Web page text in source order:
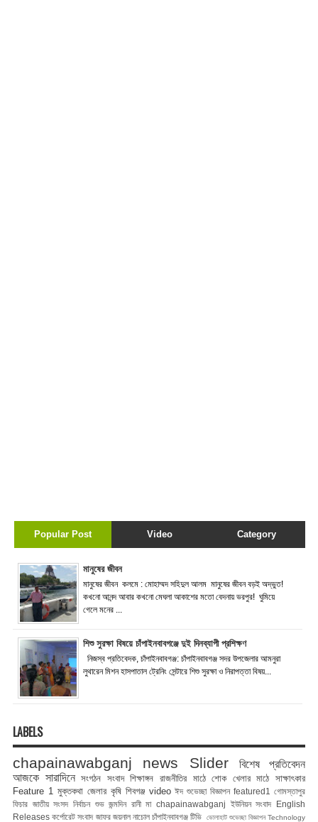
Popular Post Video Category
মানুষের জীবন
মানুষের জীবন কলমে : মোহাম্মদ সহিদুল আলম মানুষের জীবন বড়ই অদ্ভুত!
কখনো আনন্দ আবার কখনো মেঘলা আকাশের মতো বেদনায় ভরপুর! ঘুমিয়ে
গেলে মনের ...
শিশু সুরক্ষা বিষয়ে চাঁপাইনবাবগঞ্জে দুই দিনব্যাপী প্রশিক্ষণ
নিজস্ব প্রতিবেদক, চাঁপাইনবাবগঞ্জ: চাঁপাইনবাবগঞ্জ সদর উপজেলার আমনুরা
লুথারেন মিশন হাসপাতাল ট্রেনিং সেন্টারে শিশু সুরক্ষা ও নিরাপত্তা বিষয়...
LABELS
chapainawabganj news Slider
বিশেষ প্রতিবেদন
আজকে সারাদিনে সংগঠন সংবাদ শিক্ষাঙ্গন রাজনীতির মাঠে শোক খেলার মাঠে
সাক্ষাৎকার
Feature 1 মুক্তকথা জেলার কৃষি শিবগঞ্জ video ঈদ শুভেচ্ছা বিজ্ঞাপন featured1
গোমস্তাপুর
ফিচার জাতীয় সংসদ নির্বাচন শুভ জন্মদিন রানী মা chapainawabganj ইউনিয়ন সংবাদ
English
Releases কর্পোরেট সংবাদ জাফর জয়নাল নাচোল চাঁপাইনবাবগঞ্জ টিভি ভোলাহাট শুভেচ্ছা বিজ্ঞাপন Technology